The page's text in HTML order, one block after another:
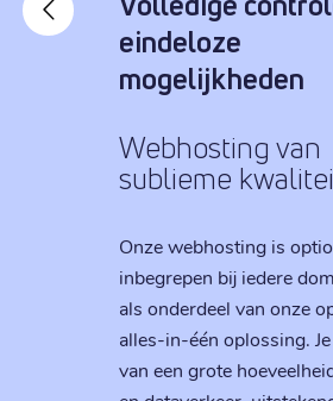
eindeloze
mogelijkheden
Webhosting van
sublieme
Onze webhosting is
inbegrepen bij iedere
als onderdeel van onze
alles-in-één oplossing.
van een grote